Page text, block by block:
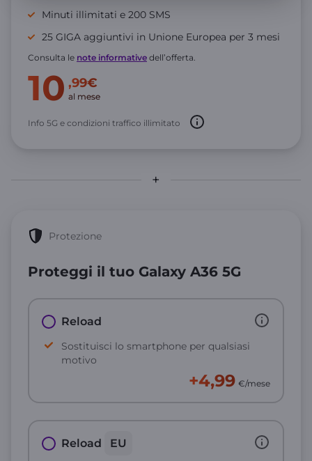
Minuti illimitati e 200 SMS
25 GIGA aggiuntivi in Unione Europea per 3 mesi
Consulta le note informative dell’offerta.
10 ,99€
al mese
Info 5G e condizioni traffico illimitato
Proteggi il tuo Galaxy A36 5G
Protezione
Reload
Sostituisci lo smartphone per qualsiasi
motivo
+4,99 €/mese
Reload EU